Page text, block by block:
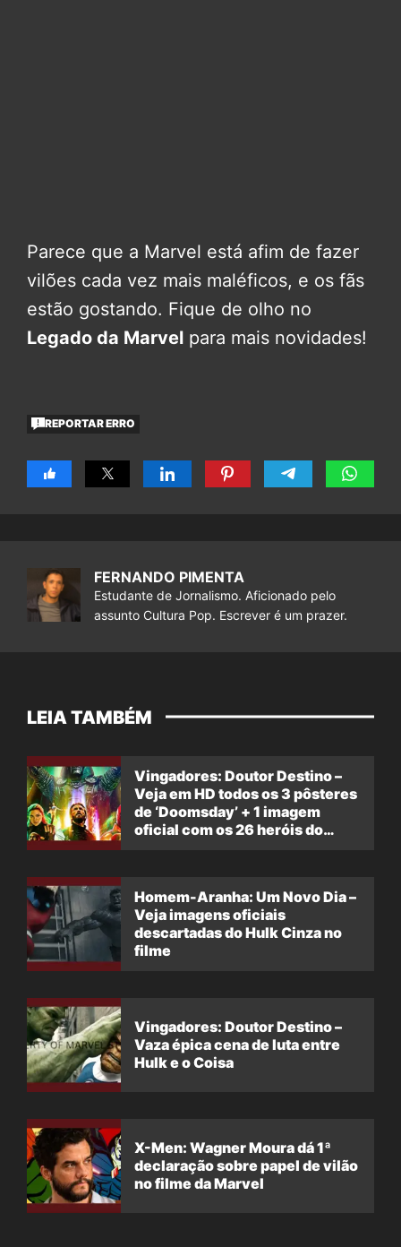
Parece que a Marvel está afim de fazer
vilões cada vez mais maléficos, e os fãs
estão gostando. Fique de olho no
Legado da Marvel para mais novidades!
REPORTAR ERRO
FERNANDO PIMENTA
Estudante de Jornalismo. Aficionado pelo
assunto Cultura Pop. Escrever é um prazer.
LEIA TAMBÉM
Vingadores: Doutor Destino –
Veja em HD todos os 3 pôsteres
de ‘Doomsday’ + 1 imagem
oficial com os 26 heróis do
Homem-Aranha: Um Novo Dia –
Veja imagens oficiais
descartadas do Hulk Cinza no
filme
Vingadores: Doutor Destino –
Vaza épica cena de luta entre
Hulk e o Coisa
X-Men: Wagner Moura dá 1ª
declaração sobre papel de vilão
no filme da Marvel